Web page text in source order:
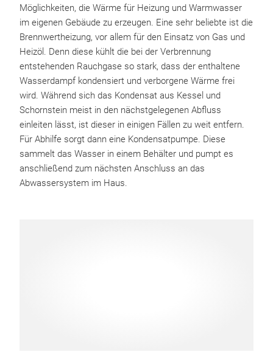
Möglichkeiten, die Wärme für Heizung und Warmwasser
im eigenen Gebäude zu erzeugen. Eine sehr beliebte ist die
Brennwertheizung, vor allem für den Einsatz von Gas und
Heizöl. Denn diese kühlt die bei der Verbrennung
entstehenden Rauchgase so stark, dass der enthaltene
Wasserdampf kondensiert und verborgene Wärme frei
wird. Während sich das Kondensat aus Kessel und
Schornstein meist in den nächstgelegenen Abfluss
einleiten lässt, ist dieser in einigen Fällen zu weit entfern.
Für Abhilfe sorgt dann eine Kondensatpumpe. Diese
sammelt das Wasser in einem Behälter und pumpt es
anschließend zum nächsten Anschluss an das
Abwassersystem im Haus.